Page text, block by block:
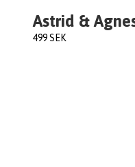
Astrid &
499 SEK